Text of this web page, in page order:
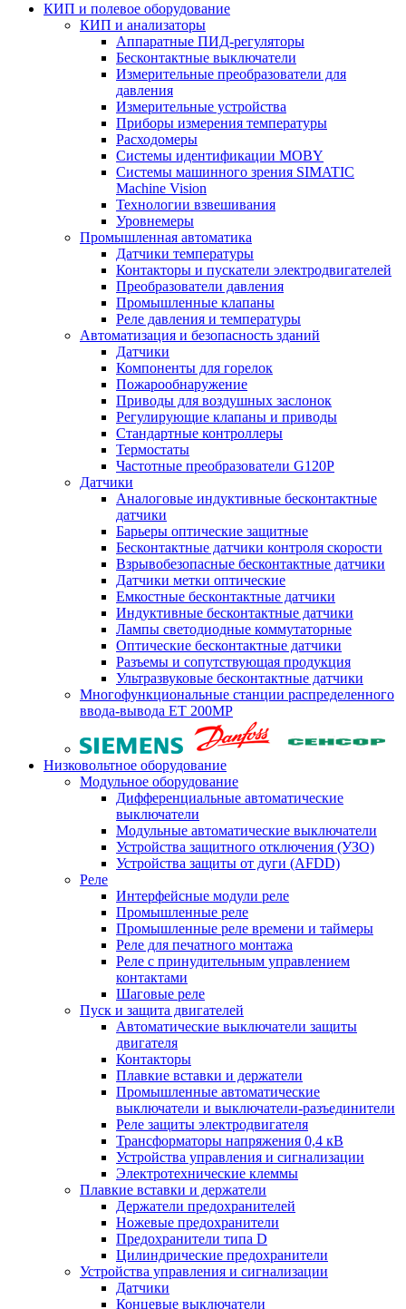
КИП и полевое оборудование
КИП и анализаторы
Аппаратные ПИД-регуляторы
Бесконтактные выключатели
Измерительные преобразователи для
давления
Измерительные устройства
Приборы измерения температуры
Расходомеры
Системы идентификации MOBY
Системы машинного зрения SIMATIC
Machine Vision
Технологии взвешивания
Уровнемеры
Промышленная автоматика
Датчики температуры
Контакторы и пускатели электродвигателей
Преобразователи давления
Промышленные клапаны
Реле давления и температуры
Автоматизация и безопасность зданий
Датчики
Компоненты для горелок
Пожарообнаружение
Приводы для воздушных заслонок
Регулирующие клапаны и приводы
Стандартные контроллеры
Термостаты
Частотные преобразователи G120P
Датчики
Аналоговые индуктивные бесконтактные
датчики
Барьеры оптические защитные
Бесконтактные датчики контроля скорости
Взрывобезопасные бесконтактные датчики
Датчики метки оптические
Емкостные бесконтактные датчики
Индуктивные бесконтактные датчики
Лампы светодиодные коммутаторные
Оптические бесконтактные датчики
Разъемы и сопутствующая продукция
Ультразвуковые бесконтактные датчики
Многофункциональные станции распределенного
ввода-вывода ET 200MP
Низковольтное оборудование
Модульное оборудование
Дифференциальные автоматические
выключатели
Модульные автоматические выключатели
Устройства защитного отключения (УЗО)
Устройства защиты от дуги (AFDD)
Реле
Интерфейсные модули реле
Промышленные реле
Промышленные реле времени и таймеры
Реле для печатного монтажа
Реле с принудительным управлением
контактами
Шаговые реле
Пуск и защита двигателей
Автоматические выключатели защиты
двигателя
Контакторы
Плавкие вставки и держатели
Промышленные автоматические
выключатели и выключатели-разъединители
Реле защиты электродвигателя
Трансформаторы напряжения 0,4 кВ
Устройства управления и сигнализации
Электротехнические клеммы
Плавкие вставки и держатели
Держатели предохранителей
Ножевые предохранители
Предохранители типа D
Цилиндрические предохранители
Устройства управления и сигнализации
Датчики
Концевые выключатели